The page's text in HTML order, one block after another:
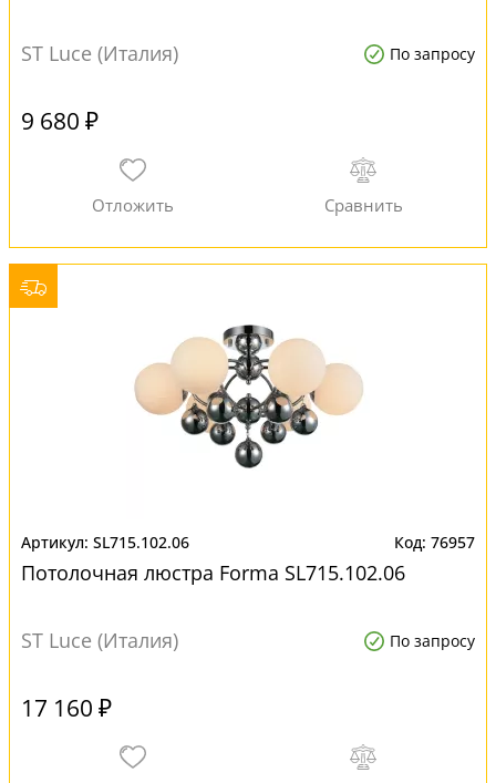
ST Luce (Италия) По запросу
9 680 ₽
SL715.102.06 76957
Потолочная люстра Forma SL715.102.06
ST Luce (Италия) По запросу
17 160 ₽